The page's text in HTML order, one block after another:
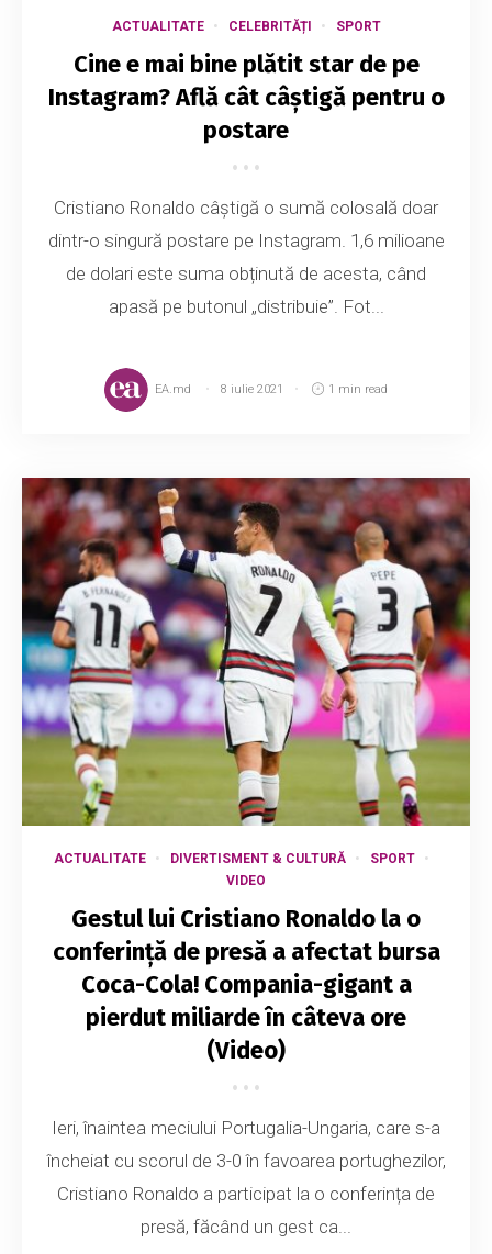
ACTUALITATE CELEBRITĂȚI SPORT
Cine e mai bine plătit star de pe
Instagram? Află cât câștigă pentru o
postare
Cristiano Ronaldo câștigă o sumă colosală doar
dintr-o singură postare pe Instagram. 1,6 milioane
de dolari este suma obținută de acesta, când
apasă pe butonul „distribuie”. Fot...
EA.md 8 iulie 2021 1 min read
ACTUALITATE DIVERTISMENT & CULTURĂ
SPORT
VIDEO
Gestul lui Cristiano Ronaldo la o
conferință de presă a afectat bursa
Coca-Cola! Compania-gigant a
pierdut miliarde în câteva ore
(Video)
Ieri, înaintea meciului Portugalia-Ungaria, care s-a
încheiat cu scorul de 3-0 în favoarea portughezilor,
Cristiano Ronaldo a participat la o conferința de
presă, făcând un gest ca...